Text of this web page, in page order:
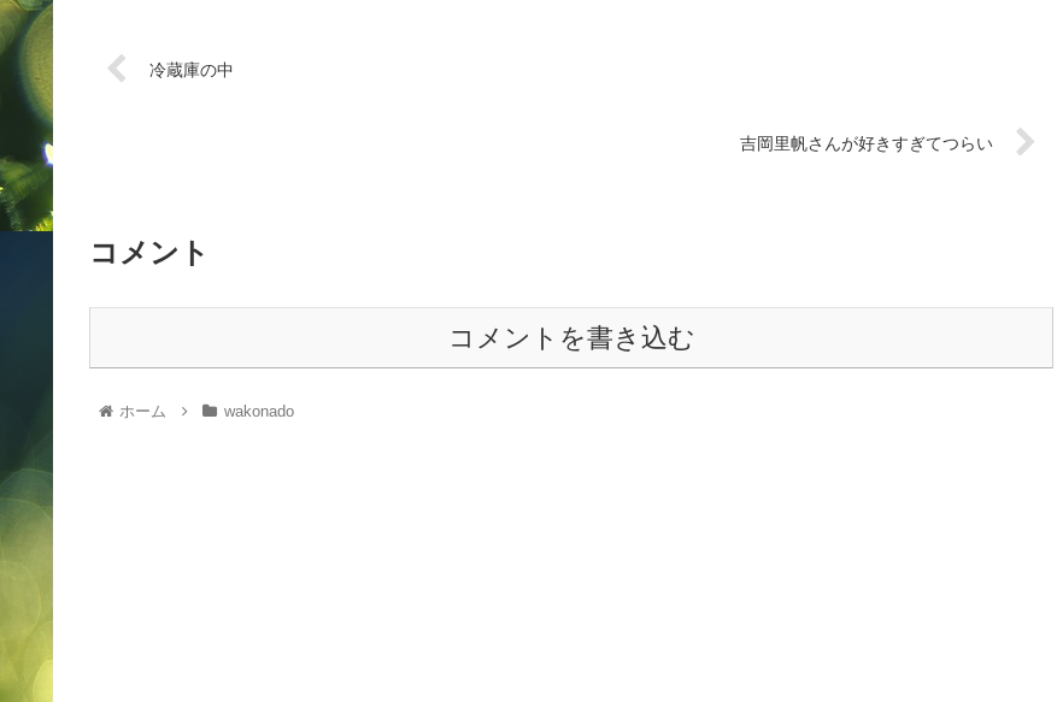
冷蔵庫の中
吉岡里帆さんが好きすぎてつらい
コメント
コメントを書き込む
ホーム wakonado